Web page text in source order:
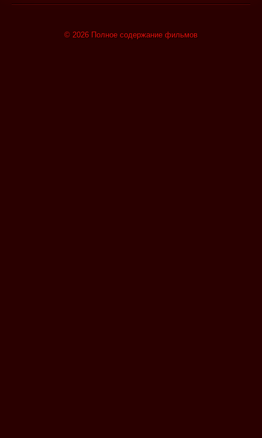
© 2026 Полное содержание фильмов